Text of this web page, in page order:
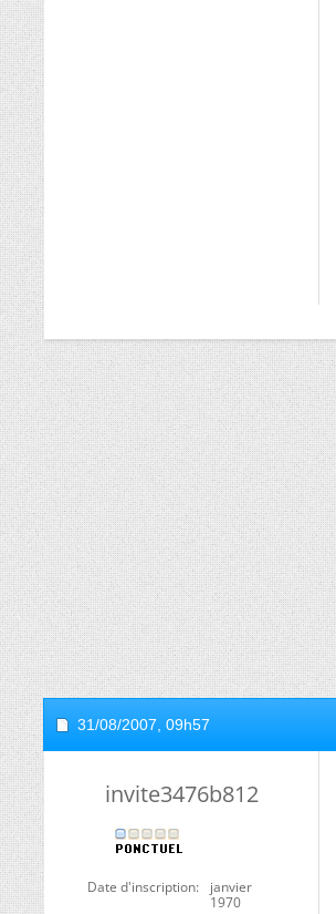
31/08/2007, 09h57
invite3476b812
Date d'inscription
janvier
1970